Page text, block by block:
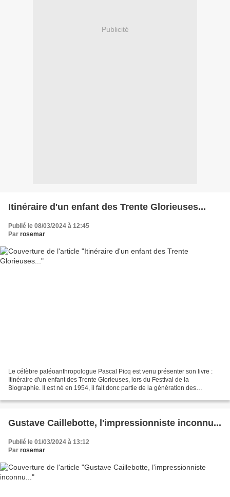
Publicité
Itinéraire d'un enfant des Trente Glorieuses...
Publié le 08/03/2024 à 12:45
Par rosemar
Le célèbre paléoanthropologue Pascal Picq est venu présenter son livre :
Itinéraire d'un enfant des Trente Glorieuses, lors du Festival de la
Biographie. Il est né en 1954, il fait donc partie de la génération des
Gustave Caillebotte, l'impressionniste inconnu...
Publié le 01/03/2024 à 13:12
Par rosemar